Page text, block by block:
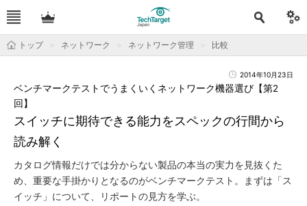
トップ ネットワーク ネットワーク管理 比較
2014年10月23日
スイッチに期待できる能力をスペックの行間から
読み解く
ベンチマークテストでうまくいくネットワーク機器選び【第2
回】
カタログ情報だけでは分からない製品の本当の実力を見抜くた
め、重要な手掛かりとなるのがベンチマークテスト。まずは「ス
イッチ」について、リポートの見方を学ぶ。